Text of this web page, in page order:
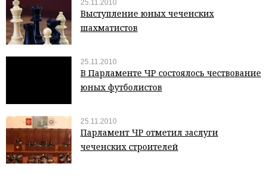
25.11.2010
Выступление юных чеченских
шахматистов
25.11.2010
В Парламенте ЧР состоялось чествование
юных футболистов
25.11.2010
Парламент ЧР отметил заслуги
чеченских строителей